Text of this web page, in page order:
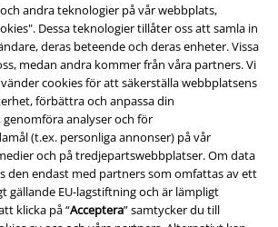
andra teknologier på vår webbplats,
Dessa teknologier tillåter oss att samla in
deras beteende och deras enheter. Vissa
medan andra kommer från våra partners. Vi
cookies för att säkerställa webbplatsens
förbättra och anpassa din
analyser och för
(t.ex. personliga annonser) på vår
och på tredjepartswebbplatser. Om data
den endast med partners som omfattas av ett
gällande EU-lagstiftning och är lämpligt
klicka på “Acceptera” samtycker du till
Villkor